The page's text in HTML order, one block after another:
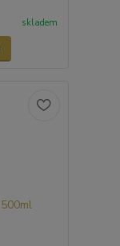
skladem